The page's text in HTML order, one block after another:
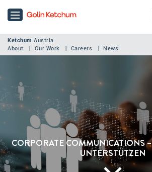
Ketchum Austria
About
Our Work Careers News
CORPORATE COMMUNICATIONS
UNTERSTÜTZEN